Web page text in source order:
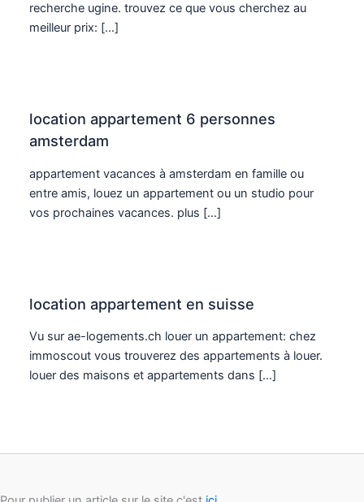
recherche ugine. trouvez ce que vous cherchez au
meilleur prix: […]
location appartement 6 personnes
amsterdam
appartement vacances à amsterdam en famille ou
entre amis, louez un appartement ou un studio pour
vos prochaines vacances. plus […]
location appartement en suisse
Vu sur ae-logements.ch louer un appartement: chez
immoscout vous trouverez des appartements à louer.
louer des maisons et appartements dans […]